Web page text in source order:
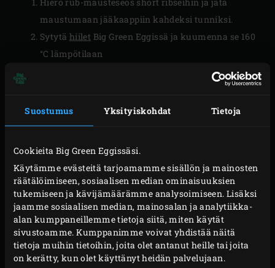
Suostumus Yksityiskohdat Tietoja
Cookieita Big Green Eggissäsi.
Käytämme evästeitä tarjoamamme sisällön ja mainosten
räätälöimiseen, sosiaalisen median ominaisuuksien
tukemiseen ja kävijämäärämme analysoimiseen. Lisäksi
jaamme sosiaalisen median, mainosalan ja analytiikka-
alan kumppaneillemme tietoja siitä, miten käytät
sivustoamme. Kumppanimme voivat yhdistää näitä
tietoja muihin tietoihin, joita olet antanut heille tai joita
on kerätty, kun olet käyttänyt heidän palvelujaan.
maustumaan jääkaappiin kahdeksi tunniksi.
Sytytä hiilet Big Green Eggissä ja kuumenna se 160
°C lämpötilaan
Aseta omenapuu-savustuspala kyteville hiilille,
Asetaruostumattomasta teräksestä valmistettu
ritiläEGGiin ja laita short ribsit ritilälle. Sulje EGGin
kansi ja anna lihan savustua noin 1½ tuntia.
Kamadon lämpötila laskee noin 110 °C lukemaan;
ylläpidä tätä lämpötilaa.
Poista savustetut short ribsit EGGistä ja aseta ne
sivuun. Poista ritilä, valutusvuoka ja convEGGtor ja